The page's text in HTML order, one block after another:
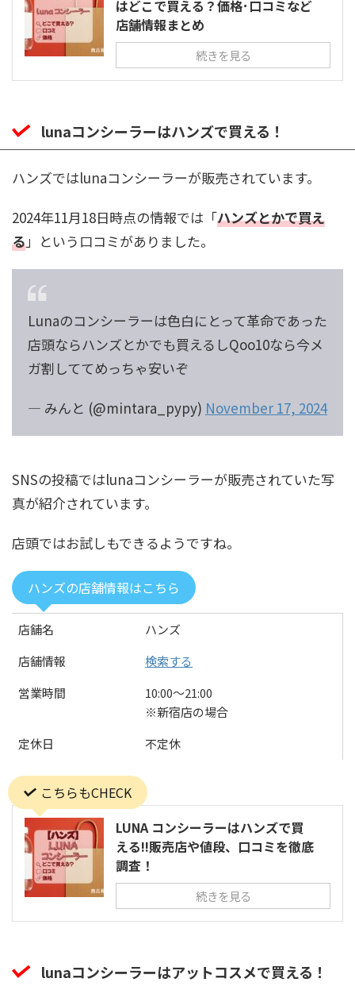
はどこで買える？価格･口コミなど
店舗情報まとめ
続きを見る
lunaコンシーラーはハンズで買える！
ハンズではlunaコンシーラーが販売されています。
2024年11月18日時点の情報では「ハンズとかで買え
る」という口コミがありました。
Lunaのコンシーラーは色白にとって革命であった
店頭ならハンズとかでも買えるしQoo10なら今メ
ガ割しててめっちゃ安いぞ
— みんと (@mintara_pypy) November 17, 2024
SNSの投稿ではlunaコンシーラーが販売されていた写
真が紹介されています。
店頭ではお試しもできるようですね。
ハンズの店舗情報はこちら
店舗名
ハンズ
店舗情報
検索する
営業時間
10:00〜21:00
※新宿店の場合
定休日
不定休
こちらもCHECK
LUNA コンシーラーはハンズで買
える!!販売店や値段、口コミを徹底
調査！
続きを見る
lunaコンシーラーはアットコスメで買える！